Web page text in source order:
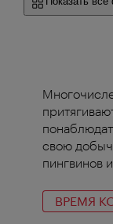
свою
пингвинов
ВРЕМЯ